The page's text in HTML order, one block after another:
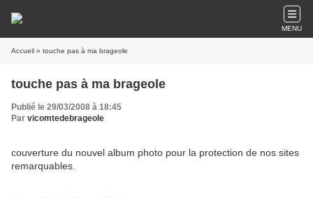
MENU
Accueil » touche pas à ma brageole
touche pas à ma brageole
Publié le 29/03/2008 à 18:45
Par vicomtedebrageole
couverture du nouvel album photo pour la protection de nos sites
remarquables.